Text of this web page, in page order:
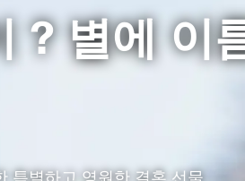
? 별에 이
특별하고 영원한 결혼 선물